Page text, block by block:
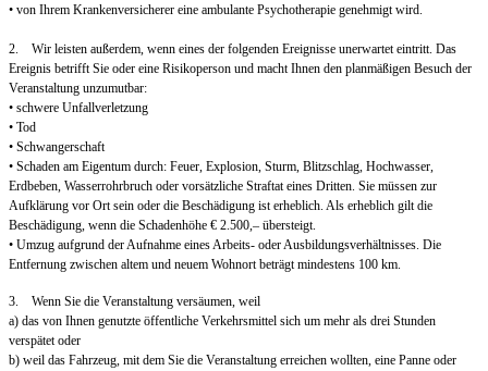
• von Ihrem Krankenversicherer eine ambulante Psychotherapie genehmigt wird.
2. Wir leisten außerdem, wenn eines der folgenden Ereignisse unerwartet eintritt. Das
Ereignis betrifft Sie oder eine Risikoperson und macht Ihnen den planmäßigen Besuch der
Veranstaltung unzumutbar:
• schwere Unfallverletzung
• Tod
• Schwangerschaft
• Schaden am Eigentum durch: Feuer, Explosion, Sturm, Blitzschlag, Hochwasser,
Erdbeben, Wasserrohrbruch oder vorsätzliche Straftat eines Dritten. Sie müssen zur
Aufklärung vor Ort sein oder die Beschädigung ist erheblich. Als erheblich gilt die
Beschädigung, wenn die Schadenhöhe € 2.500,– übersteigt.
• Umzug aufgrund der Aufnahme eines Arbeits- oder Ausbildungsverhältnisses. Die
Entfernung zwischen altem und neuem Wohnort beträgt mindestens 100 km.
3. Wenn Sie die Veranstaltung versäumen, weil
a) das von Ihnen genutzte öffentliche Verkehrsmittel sich um mehr als drei Stunden
verspätet oder
b) weil das Fahrzeug, mit dem Sie die Veranstaltung erreichen wollten, eine Panne oder